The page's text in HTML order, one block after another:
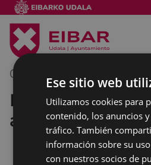
09/11/2023
Reunión con
áreas y servicios
Ese sitio web
Utilizamos cookies para
contenido, los anuncios
tráfico. También
información sobre su
con nuestros socios de